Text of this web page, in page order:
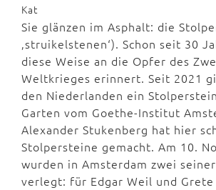
Kat
Sie glänzen im Asphalt: die
‚struikelstenen‘). Schon seit 30
diese Weise an die Opfer des
Weltkrieges erinnert. Seit 2021
den Niederlanden ein
Garten vom Goethe-Institut
Alexander Stukenberg hat hier
Stolpersteine gemacht. Am 10.
wurden in Amsterdam zwei
verlegt: für Edgar Weil und Grete